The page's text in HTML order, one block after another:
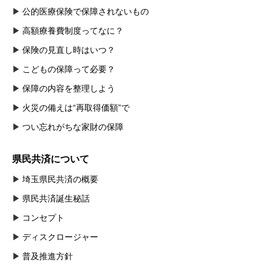
公的医療保険で保障されないもの
高額療養費制度ってなに？
保険の見直し時はいつ？
こどもの保障って必要？
保障の内容を整理しよう
火災の備えは“再取得価額”で
つい忘れがちな家財の保障
県民共済について
埼玉県民共済の概要
県民共済誕生秘話
コンセプト
ディスクロージャー
普及推進方針